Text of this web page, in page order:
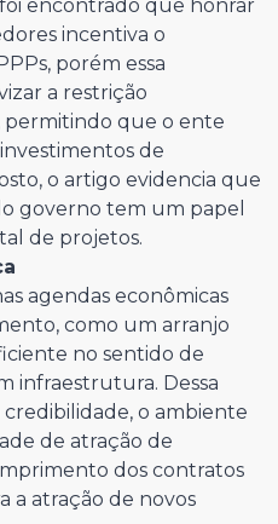
encontrado que honrar
incentiva o
porém essa
a restrição
que o ente
de
o artigo evidencia que
governo tem um papel
de projetos.
agendas econômicas
como um arranjo
no sentido de
infraestrutura. Dessa
o ambiente
de atração de
dos contratos
a atração de novos